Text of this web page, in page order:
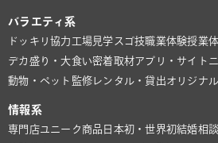
バラエティ系
ドッキリ協力 工場見学 スゴ技職業体験授業
デカ盛り・大食い密着取材アプリ・サイト
動物・ペット 監修 レンタル・貸出オリジナ
情報系
専門店ユニーク商品 日本初・世界初結婚相